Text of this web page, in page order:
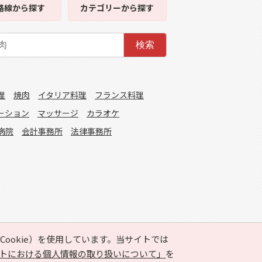
）を使用しています。当サイトでは
における個人情報の取り扱いについて」 を
線から探す カテゴリーから探す
検索
焼肉 イタリア料理
フランス料理
ション マッサージ
カラオケ
院 会計事務所 法律事務所